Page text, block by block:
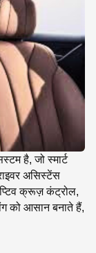
है, जो स्मार्ट
असिस्टेंस
क्रूज़ कंट्रोल,
को आसान बनाते हैं,